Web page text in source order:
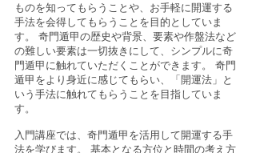
ものを知ってもらうことや、お手軽に開運する
手法を会得してもらうことを目的としていま
す。 奇門遁甲の歴史や背景、要素や作盤法など
の難しい要素は一切抜きにして、シンプルに奇
門遁甲に触れていただくことができます。 奇門
遁甲をより身近に感じてもらい、「開運法」と
いう手法に触れてもらうことを目指していま
す。
入門講座では、奇門遁甲を活用して開運する手
法を学びます。 基本となる方位と時間の考え方